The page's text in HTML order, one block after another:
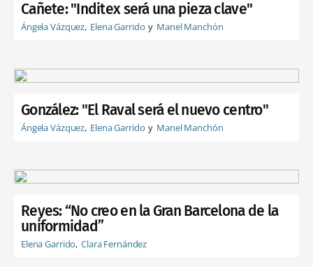
Cañete: "Inditex será una pieza clave"
Ángela Vázquez Elena Garrido Manel Manchón
González: "El Raval será el nuevo centro"
Ángela Vázquez Elena Garrido Manel Manchón
Reyes: “No creo en la Gran Barcelona de la
uniformidad”
Elena Garrido Clara Fernández